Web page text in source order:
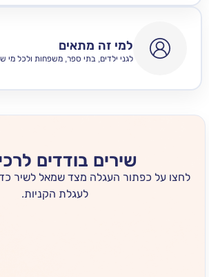
למי זה מתאים
לגני ילדים, בתי ספר, משפחות ולכל מי שאוהב שירים
שירים בודדים לרכישה
כפתור העגלה מצד שמאל לשיר כדי להוסיף
לעגלת הקניות.